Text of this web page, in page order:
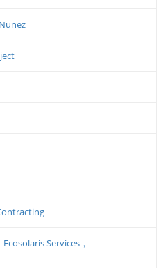
Ecosolaris Services，